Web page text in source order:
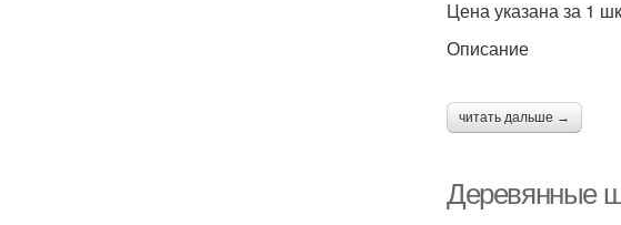
Цена указана за 1
Описание
читать дальше →
Деревянные